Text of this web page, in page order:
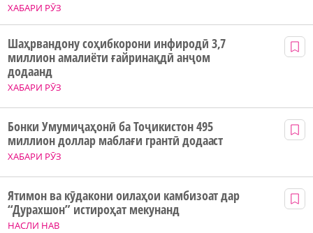
ХАБАРИ РӮЗ
ХАБАРИ РӮЗ
Шаҳрвандону соҳибкорони инфиродӣ 3,7
миллион амалиёти ғайринақдӣ анҷом
додаанд
ХАБАРИ РӮЗ
Бонки Умумиҷаҳонӣ ба Тоҷикистон 495
миллион доллар маблағи грантӣ додааст
НАСЛИ НАВ
Ятимон ва кӯдакони оилаҳои камбизоат дар
“Дурахшон” истироҳат мекунанд